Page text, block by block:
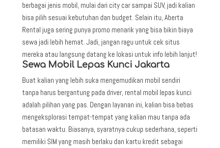
berbagai jenis mobil, mulai dari city car sampai SUV, jadi kalian
bisa pilih sesuai kebutuhan dan budget. Selain itu, Aberta
Rental juga sering punya promo menarik yang bisa bikin biaya
sewa jadi lebih hemat. Jadi, jangan ragu untuk cek situs
mereka atau langsung datang ke lokasi untuk info lebih lanjut!
Sewa Mobil Lepas Kunci Jakarta
Buat kalian yang lebih suka mengemudikan mobil sendiri
tanpa harus bergantung pada driver, rental mobil lepas kunci
adalah pilihan yang pas. Dengan layanan ini, kalian bisa bebas
mengeksplorasi tempat-tempat yang kalian mau tanpa ada
batasan waktu. Biasanya, syaratnya cukup sederhana, seperti
memiliki SIM yang masih berlaku dan kartu kredit sebagai